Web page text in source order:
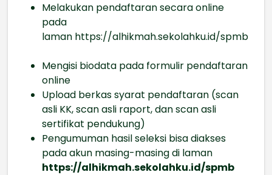
Melakukan pendaftaran secara online
pada
laman https://alhikmah.sekolahku.id/spmb
Mengisi biodata pada formulir pendaftaran
online
Upload berkas syarat pendaftaran (scan
asli KK, scan asli raport, dan scan asli
sertifikat pendukung)
Pengumuman hasil seleksi bisa diakses
pada akun masing-masing di laman
https://alhikmah.sekolahku.id/spmb